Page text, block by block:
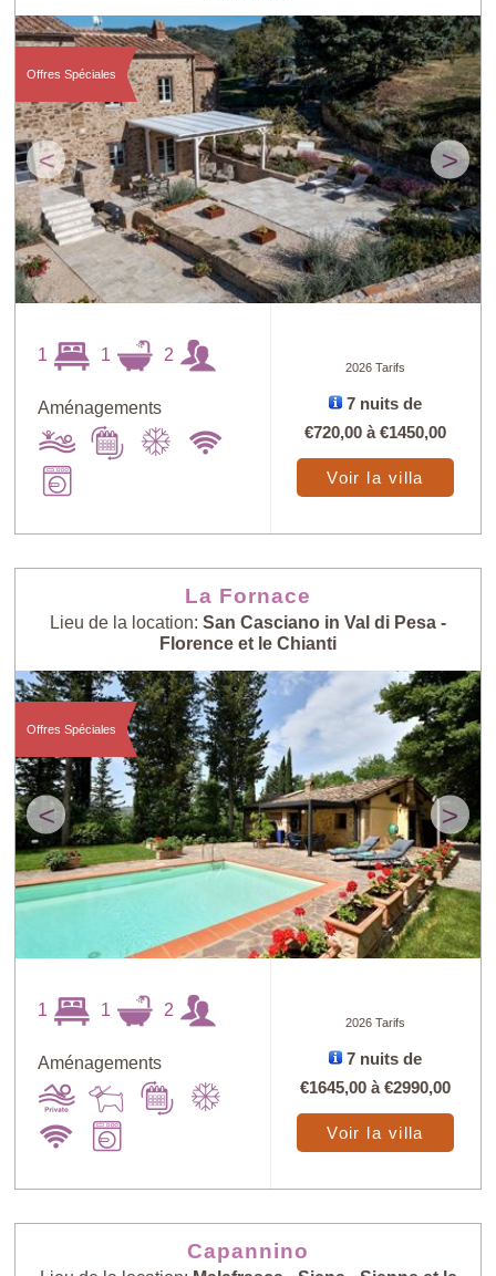
< >
Offres Spéciales
1 1 2
Aménagements
2026 Tarifs
7 nuits de
€720,00 à€1450,00
Voir la villa
La Fornace
Lieu de la location: San Casciano in Val di Pesa -
Florence et le Chianti
< >
Offres Spéciales
1 1 2
Aménagements
2026 Tarifs
7 nuits de
€1645,00 à€2990,00
Voir la villa
Capannino